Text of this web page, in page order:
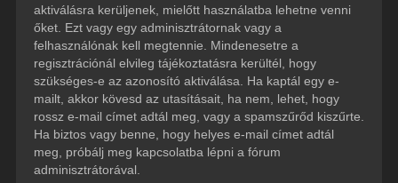
aktiválásra kerüljenek, mielőtt használatba lehetne venni
őket. Ezt vagy egy adminisztrátornak vagy a
felhasználónak kell megtennie. Mindenesetre a
regisztrációnál elvileg tájékoztatásra kerültél, hogy
szükséges-e az azonosító aktiválása. Ha kaptál egy e-
mailt, akkor kövesd az utasításait, ha nem, lehet, hogy
rossz e-mail címet adtál meg, vagy a spamszűrőd kiszűrte.
Ha biztos vagy benne, hogy helyes e-mail címet adtál
meg, próbálj meg kapcsolatba lépni a fórum
adminisztrátorával.